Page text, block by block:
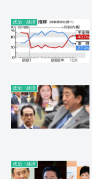
政治・経済
政治・経済
政治・経済